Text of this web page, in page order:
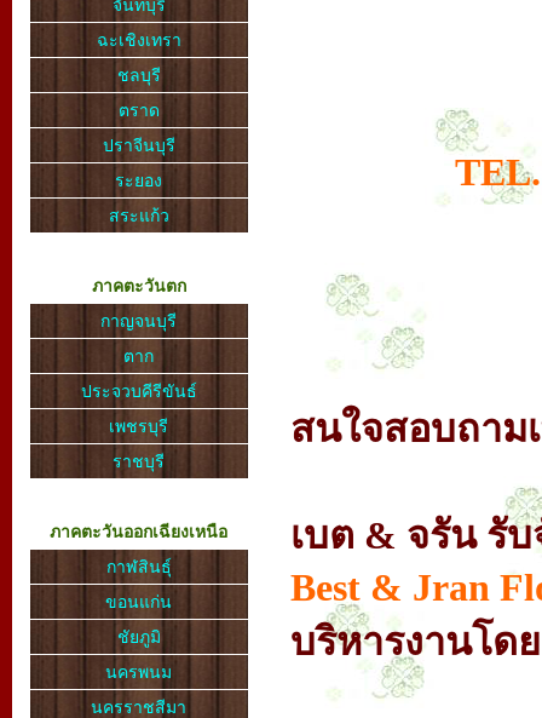
จันทบุรี
ฉะเชิงเทรา
ชลบุรี
ตราด
ปราจีนบุรี
ระยอง
สระแก้ว
ภาคตะวันตก
กาญจนบุรี
ตาก
ประจวบคีรีขันธ์
เพชรบุรี
ราชบุรี
ภาคตะวันออกเฉียงเหนือ
กาฬสินธุ์
ขอนแก่น
ชัยภูมิ
นครพนม
นครราชสีมา
TEL.
สนใจสอบถาม
เบต & จรัน รั
Best & Jran
บริหารงานโด